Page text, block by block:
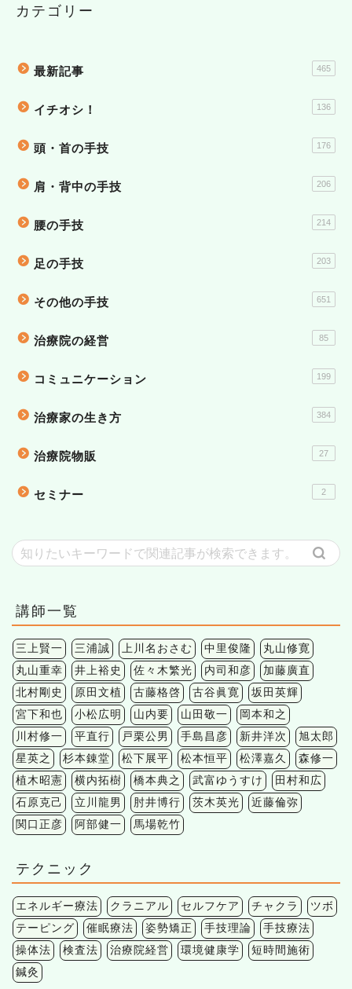
カテゴリー
最新記事 465
イチオシ！ 136
頭・首の手技 176
肩・背中の手技 206
腰の手技 214
足の手技 203
その他の手技 651
治療院の経営 85
コミュニケーション 199
治療家の生き方 384
治療院物販 27
セミナー 2
講師一覧
三上賢一 三浦誠 上川名おさむ 中里俊隆
丸山修寛
丸山重幸
井上裕史 佐々木繁光 内司和彦
加藤廣直
北村剛史
原田文植 古藤格啓 古谷眞寛
坂田英輝
宮下和也
小松広明 山内要 山田敬一
岡本和之
川村修一
平直行 戸栗公男 手島昌彦 新井洋次
旭太郎
星英之
杉本錬堂 松下展平 松本恒平 松澤嘉久
森修一
植木昭憲
横内拓樹 橋本典之 武富ゆうすけ
田村和広
石原克己
立川龍男 肘井博行 茨木英光
近藤倫弥
関口正彦
阿部健一 馬場乾竹
テクニック
エネルギー療法 クラニアル セルフケア チャクラ
ツボ
テーピング
催眠療法 姿勢矯正 手技理論
手技療法
操体法
検査法 治療院経営 環境健康学
短時間施術
鍼灸